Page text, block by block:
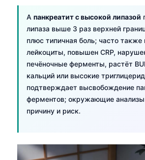
A панкреатит с высокой липазой
липаза выше 3 раз верхней
плюс типичная боль; часто
лейкоциты, повышен CRP,
печёночные ферменты, растёт
кальций или высокие
подтверждает высвобождение
ферментов; окружающие
причину и риск.